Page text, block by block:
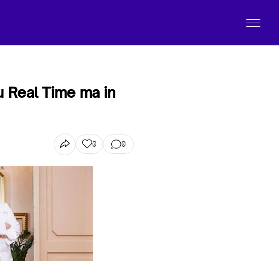
Real Time ma in
0 0